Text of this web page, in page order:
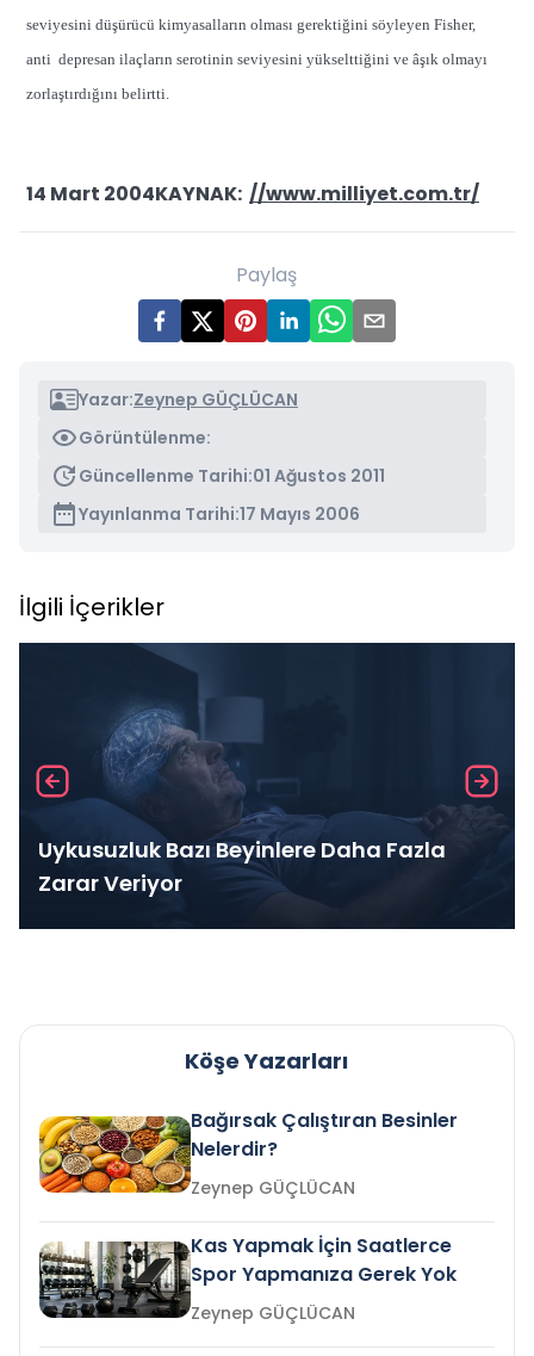
seviyesini düşürücü kimyasalların olması gerektiğini söyleyen Fisher,
anti depresan ilaçların serotinin seviyesini yükselttiğini ve âşık olmayı
zorlaştırdığını belirtti.
14 Mart 2004KAYNAK: //www.milliyet.com.tr/
Paylaş
Yazar:Zeynep GÜÇLÜCAN
Görüntülenme:
Güncellenme Tarihi:01 Ağustos 2011
Yayınlanma Tarihi:17 Mayıs 2006
İlgili İçerikler
Uykusuzluk Bazı Beyinlere Daha Fazla
Zarar Veriyor
Köşe Yazarları
Bağırsak Çalıştıran Besinler
Nelerdir?
Zeynep GÜÇLÜCAN
Kas Yapmak İçin Saatlerce
Spor Yapmanıza Gerek Yok
Zeynep GÜÇLÜCAN